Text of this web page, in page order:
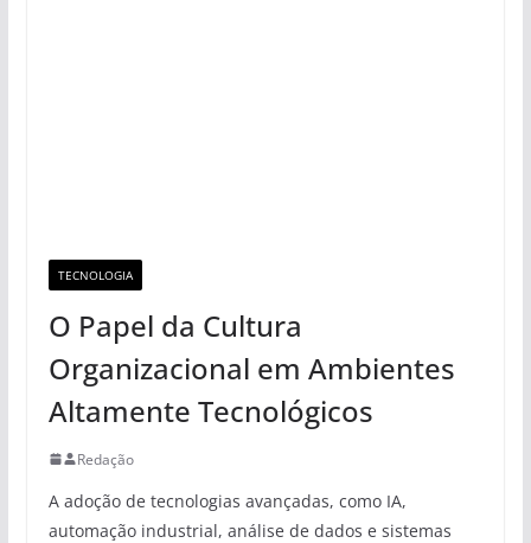
TECNOLOGIA
O Papel da Cultura
Organizacional em Ambientes
Altamente Tecnológicos
Redação
A adoção de tecnologias avançadas, como IA,
automação industrial, análise de dados e sistemas